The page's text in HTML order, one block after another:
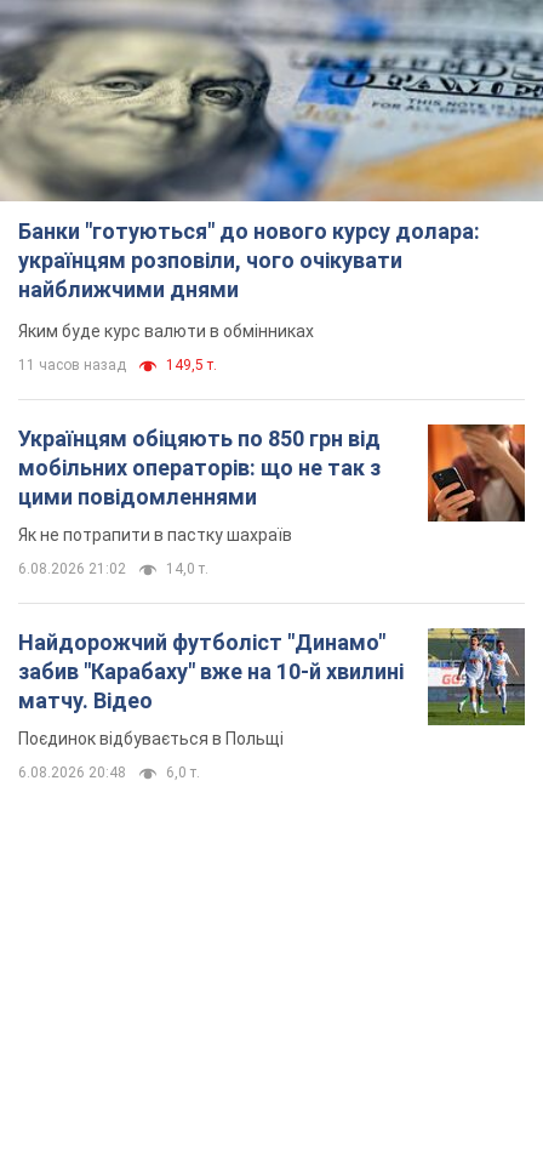
Банки "готуються" до нового курсу долара:
українцям розповіли, чого очікувати
найближчими днями
Яким буде курс валюти в обмінниках
11 часов назад 149,5 т.
Українцям обіцяють по 850 грн від
мобільних операторів: що не так з
цими повідомленнями
Як не потрапити в пастку шахраїв
6.08.2026 21:02 14,0 т.
Найдорожчий футболіст "Динамо"
забив "Карабаху" вже на 10-й хвилині
матчу. Відео
Поєдинок відбувається в Польщі
6.08.2026 20:48 6,0 т.